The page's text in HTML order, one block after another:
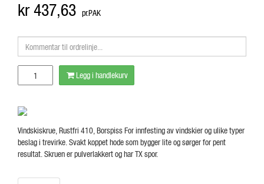
kr 437,63 pr.PAK
Legg i handlekurv
Vindskiskrue, Rustfri 410, Borspiss For innfesting av vindskier og ulike typer
beslag i trevirke. Svakt koppet hode som bygger lite og sørger for pent
resultat. Skruen er pulverlakkert og har TX spor.